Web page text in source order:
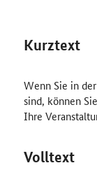
Kurztext
Wenn Sie in
sind, können
Ihre
Volltext